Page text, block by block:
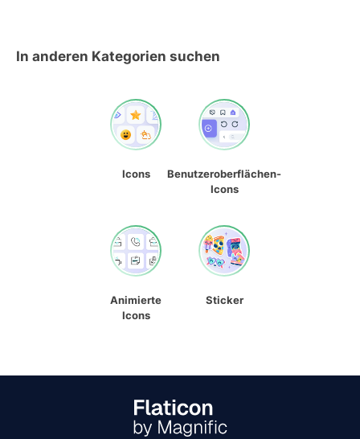
In anderen Kategorien suchen
Icons
Benutzeroberflächen-
Icons
Animierte
Icons
Sticker